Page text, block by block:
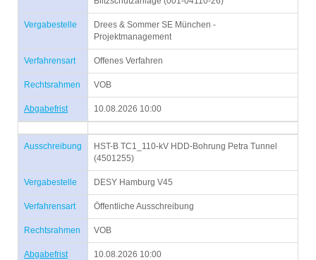
Vergabestelle
Drees & Sommer SE München -
Projektmanagement
Verfahrensart Offenes Verfahren
Rechtsrahmen VOB
Abgabefrist 10.08.2026 10:00
Ausschreibung
HST-B TC1_110-kV HDD-Bohrung Petra Tunnel
(4501255)
Vergabestelle DESY Hamburg V45
Verfahrensart Öffentliche Ausschreibung
Rechtsrahmen VOB
Abgabefrist 10.08.2026 10:00